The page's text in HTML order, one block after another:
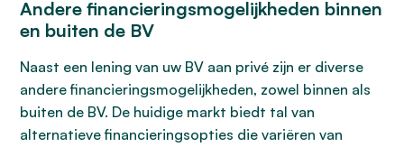
Andere financieringsmogelijkheden binnen
en buiten de BV
Naast een lening van uw BV aan privé zijn er diverse
andere financieringsmogelijkheden, zowel binnen als
buiten de BV. De huidige markt biedt tal van
alternatieve financieringsopties die variëren van